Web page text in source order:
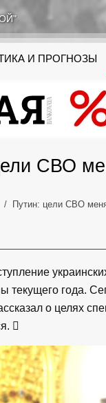
И ПРОГНОЗЫ
СВО
Путин: цели СВО
текущего года.
о целях